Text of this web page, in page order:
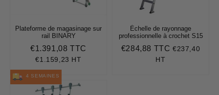
Plateforme de magasinage sur
rail BINARY
Prix
régulier
€1.391,08 TTC €1.391,08
€1.159,23 HT
Échelle de rayonnage
professionnelle à crochet S15
Prix
€284,88 TTC €284,88
€237,40
HT
4 SEMAINES